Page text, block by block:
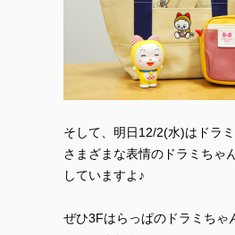
そして、明日12/2(水)はドラ
さまざまな表情のドラミちゃ
していますよ♪
ぜひ3Fはらっぱのドラミちゃ